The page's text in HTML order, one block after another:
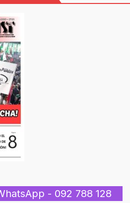
- 092 788 128